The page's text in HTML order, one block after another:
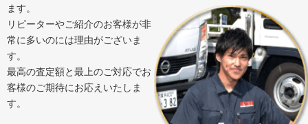
ます。
リピーターやご紹介のお客様が非
常に多いのには理由がございま
す。
最高の査定額と最上のご対応でお
客様のご期待にお応えいたしま
す。